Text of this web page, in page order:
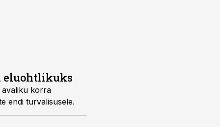
eluohtlikuks
avaliku korra
endi turvalisusele.